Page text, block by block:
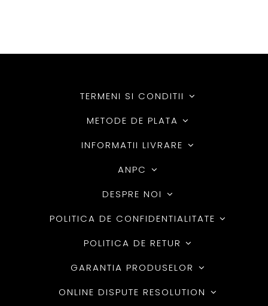
TERMENI SI CONDITII
METODE DE PLATA
INFORMATII LIVRARE
ANPC
DESPRE NOI
POLITICA DE CONFIDENTIALITATE
POLITICA DE RETUR
GARANTIA PRODUSELOR
ONLINE DISPUTE RESOLUTION